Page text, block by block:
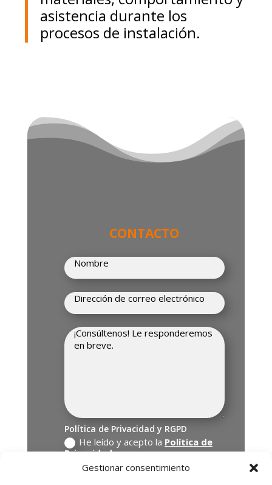
Gestionar consentimiento
asistencia durante los
procesos de instalación.
CONTACTO
Política de Privacidad y RGPD
He leído y acepto la Política de
Privacidad